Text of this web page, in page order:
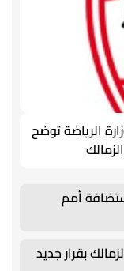
الرياضة توضح
أمم
بقرار جديد